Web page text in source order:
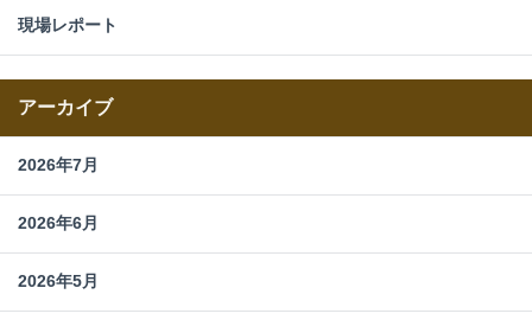
現場レポート
アーカイブ
2026年7月
2026年6月
2026年5月